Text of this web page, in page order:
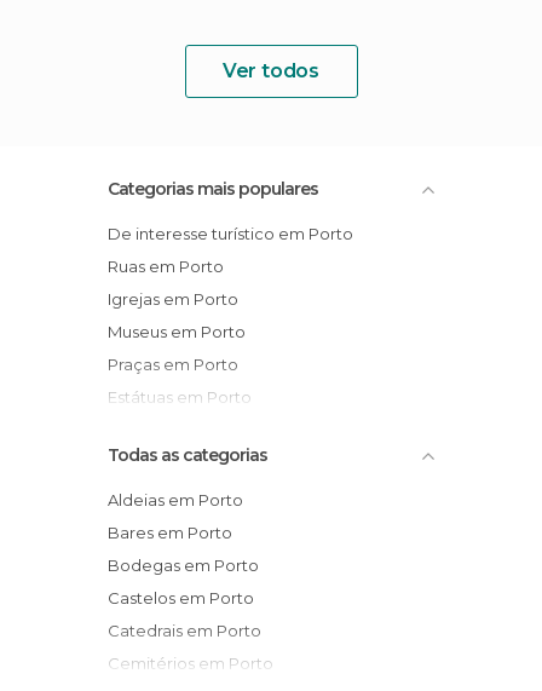
Ver todos
Categorias mais populares
De interesse turístico em Porto
Ruas em Porto
Igrejas em Porto
Museus em Porto
Praças em Porto
Estátuas em Porto
Todas as categorias
Aldeias em Porto
Bares em Porto
Bodegas em Porto
Castelos em Porto
Catedrais em Porto
Cemitérios em Porto